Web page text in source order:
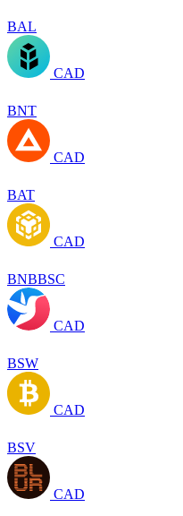
BAL
CAD
BNT
CAD
BAT
CAD
BNBBSC
CAD
BSW
CAD
BSV
CAD